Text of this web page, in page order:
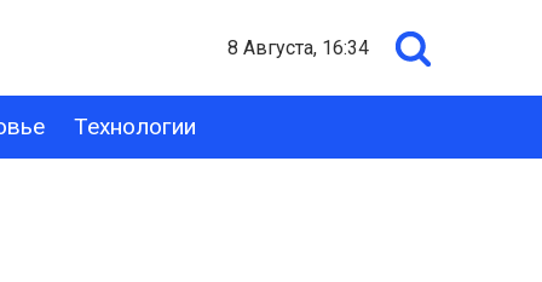
8 Августа, 16:34
Технологии